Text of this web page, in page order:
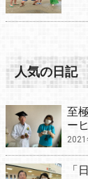
人気の日記
至
ー
2021
「